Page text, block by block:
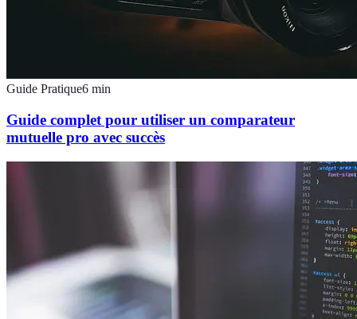
Guide Pratique6 min
Guide complet pour utiliser un comparateur
mutuelle pro avec succès